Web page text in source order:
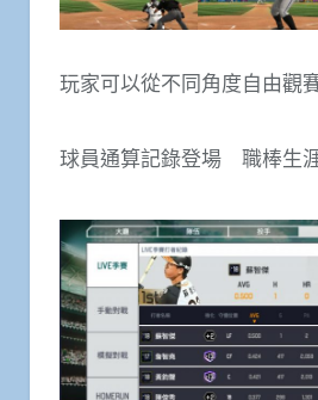
玩家可以從不同角度自由觀
球員通算記錄登場 職棒生